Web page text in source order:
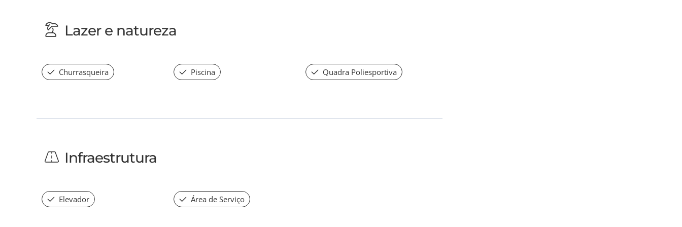
Lazer e natureza
Churrasqueira Piscina Quadra Poliesportiva
Infraestrutura
Elevador Área de Serviço